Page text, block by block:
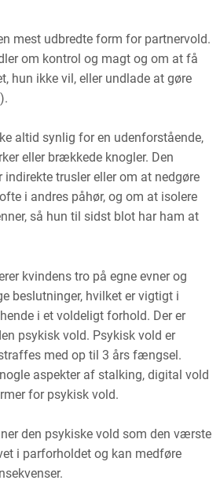
mest udbredte form for partnervold.
om kontrol og magt og om at få
hun ikke vil, eller undlade at gøre
altid synlig for en udenforstående,
eller brækkede knogler. Den
indirekte trusler eller om at nedgøre
i andres påhør, og om at isolere
så hun til sidst blot har ham at
kvindens tro på egne evner og
beslutninger, hvilket er vigtigt i
i et voldeligt forhold. Der er
psykisk vold. Psykisk vold er
med op til 3 års fængsel.
aspekter af stalking, digital vold
for psykisk vold.
den psykiske vold som den værste
i parforholdet og kan medføre